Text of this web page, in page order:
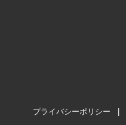
プライバシーポリシー